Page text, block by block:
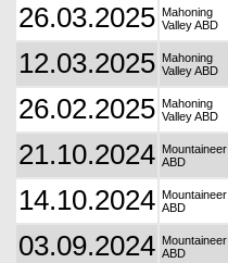
26.03.2025 Mahoning
Valley ABD
12.03.2025 Mahoning
Valley ABD
26.02.2025 Mahoning
Valley ABD
21.10.2024 Mountaineer
ABD
14.10.2024 Mountaineer
ABD
03.09.2024 Mountaineer
ABD